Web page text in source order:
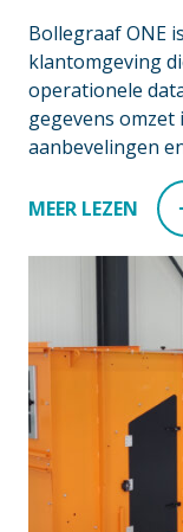
Bollegraaf ONE
klantomgeving
operationele
gegevens
aanbevelingen
MEER LEZEN